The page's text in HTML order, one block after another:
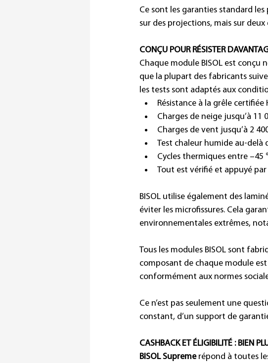
Ce sont les garanties standard
sur des projections, mais sur
CONÇU POUR RÉSISTER
Chaque module BISOL est conçu
que la plupart des fabricants
les tests sont adaptés aux
Résistance à la grêle certifiée
Charges de neige jusqu’à 11
Charges de vent jusqu’à 2
Test chaleur humide au-delà
Cycles thermiques entre –45
Tout est vérifié et appuyé
BISOL utilise également des
éviter les microfissures. Cela
environnementales extrêmes,
Tous les modules BISOL sont
composant de chaque module
conformément aux normes
Ce n’est pas seulement une
constant, d’un support de
CASHBACK ET ÉLIGIBILITÉ : BIEN
BISOL Supreme répond à toutes